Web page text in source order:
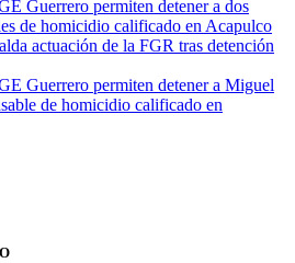
Guerrero permiten detener a dos
de homicidio calificado en Acapulco
actuación de la FGR tras detención
Guerrero permiten detener a Miguel
de homicidio calificado en